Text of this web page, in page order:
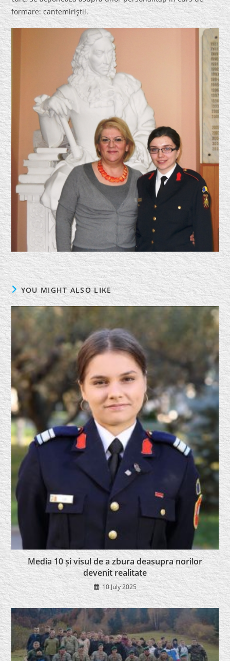
formare: cantemiriştii.
YOU MIGHT ALSO LIKE
Media 10 și visul de a zbura deasupra norilor
devenit realitate
10 July 2025